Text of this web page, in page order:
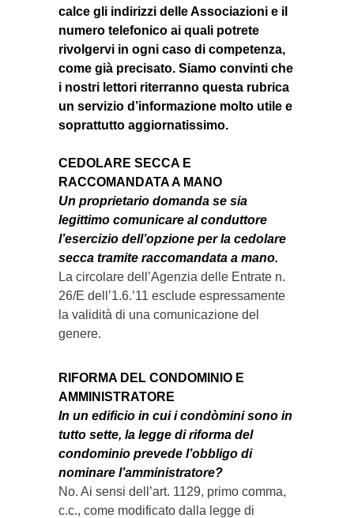
calce gli indirizzi delle Associazioni e il
numero telefonico ai quali potrete
rivolgervi in ogni caso di competenza,
come già precisato. Siamo convinti che
i nostri lettori riterranno questa rubrica
un servizio d’informazione molto utile e
soprattutto aggiornatissimo.
CEDOLARE SECCA E
RACCOMANDATA A MANO
Un proprietario domanda se sia
legittimo comunicare al conduttore
l’esercizio dell’opzione per la cedolare
secca tramite raccomandata a mano.
La circolare dell’Agenzia delle Entrate n.
26/E dell’1.6.’11 esclude espressamente
la validità di una comunicazione del
genere.
RIFORMA DEL CONDOMINIO E
AMMINISTRATORE
In un edificio in cui i condòmini sono in
tutto sette, la legge di riforma del
condominio prevede l’obbligo di
nominare l’amministratore?
No. Ai sensi dell’art. 1129, primo comma,
c.c., come modificato dalla legge di